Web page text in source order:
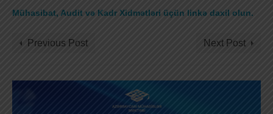
Mühasibat, Audit və Kadr Xidmətləri üçün linkə daxil olun.
Previous Post Next Post